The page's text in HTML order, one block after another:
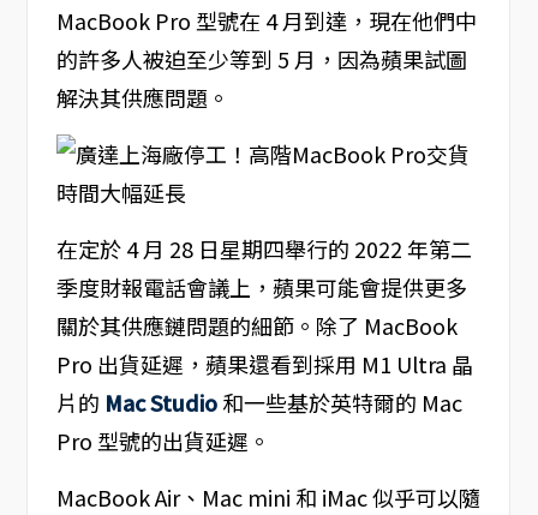
MacBook Pro 型號在 4 月到達，現在他們中
的許多人被迫至少等到 5 月，因為蘋果試圖
解決其供應問題。
在定於 4 月 28 日星期四舉行的 2022 年第二
季度財報電話會議上，蘋果可能會提供更多
關於其供應鏈問題的細節。除了 MacBook
Pro 出貨延遲，蘋果還看到採用 M1 Ultra 晶
片的 Mac Studio和一些基於英特爾的 Mac
Pro 型號的出貨延遲。
MacBook Air、Mac mini 和 iMac 似乎可以隨